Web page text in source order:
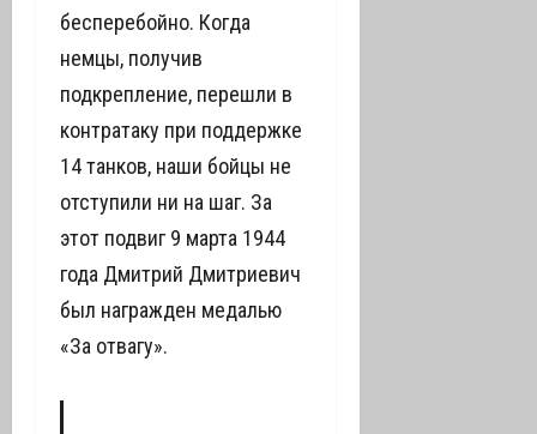
бесперебойно. Когда
немцы, получив
подкрепление, перешли в
контратаку при поддержке
14 танков, наши бойцы не
отступили ни на шаг. За
этот подвиг 9 марта 1944
года Дмитрий Дмитриевич
был награжден медалью
«За отвагу».